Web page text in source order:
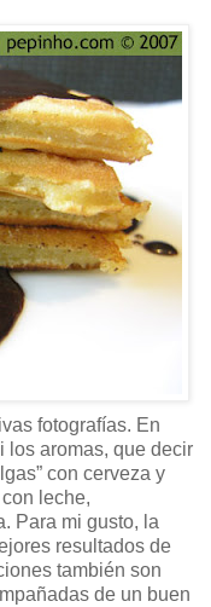
fotografías. En
los aromas, que decir
con cerveza y
leche,
Para mi gusto, la
resultados de
también son
de un buen